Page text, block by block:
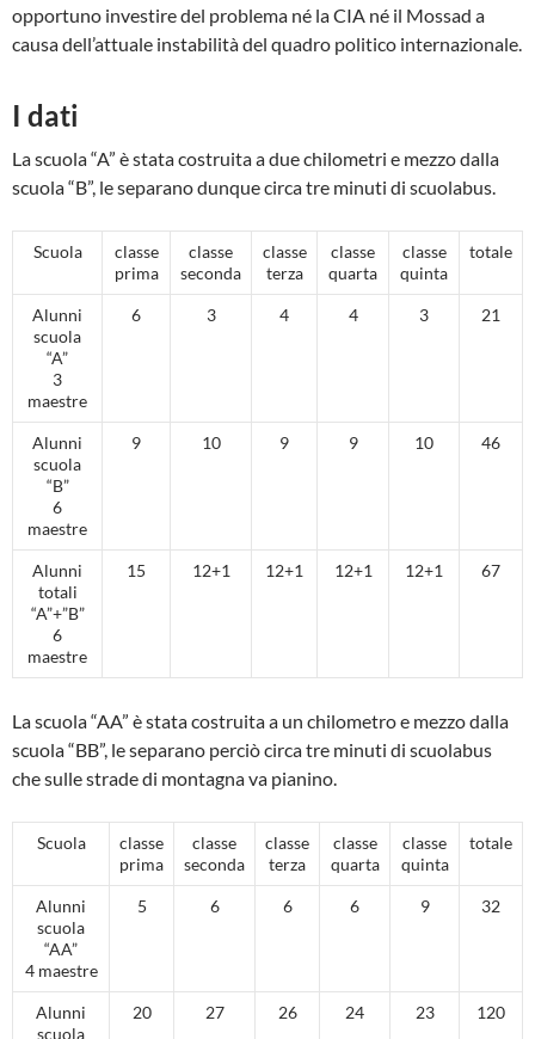
opportuno investire del problema né la CIA né il Mossad a
causa dell’attuale instabilità del quadro politico internazionale.
I dati
La scuola “A” è stata costruita a due chilometri e mezzo dalla
scuola “B”, le separano dunque circa tre minuti di scuolabus.
Scuola
classe
prima
classe
seconda
classe
terza
classe
quarta
classe
quinta
totale
Alunni
scuola
“A”
3
maestre
6 3 4 4 3 21
Alunni
scuola
“B”
6
maestre
9 10 9 9 10 46
Alunni
totali
“A”+”B”
6
maestre
15 12+1 12+1 12+1 12+1 67
La scuola “AA” è stata costruita a un chilometro e mezzo dalla
scuola “BB”, le separano perciò circa tre minuti di scuolabus
che sulle strade di montagna va pianino.
Scuola
classe
prima
classe
seconda
classe
terza
classe
quarta
classe
quinta
totale
Alunni
scuola
“AA”
4 maestre
5 6 6 6 9 32
Alunni
scuola
20 27 26 24 23 120